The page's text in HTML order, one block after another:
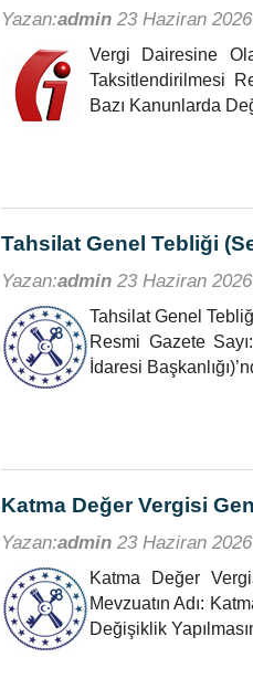
Yazan:admin 23 Haziran 2026
Vergi Dairesine
Taksitlendirilmesi
Bazı Kanunlarda
Tahsilat Genel Tebliği
Yazan:admin 23 Haziran 2026
Tahsilat Genel
Resmi Gazete
İdaresi
Katma Değer Vergisi
Yazan:admin 23 Haziran 2026
Katma Değer
Mevzuatın Adı:
Değişiklik